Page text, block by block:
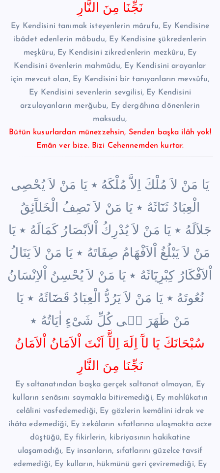
نَجِّنَا مِنَ النَّارِ
Ey Kendisini tanımak isteyenlerin mârufu, Ey Kendisine
ibâdet edenlerin mâbudu, Ey Kendisine şükredenlerin
meşkûru, Ey Kendisini zikredenlerin mezkûru, Ey
Kendisini övenlerin mahmûdu, Ey Kendisini arayanlar
için mevcut olan, Ey Kendisini bir tanıyanların mevsûfu,
Ey Kendisini sevenlerin sevgilisi, Ey Kendisini
arzulayanların merğubu, Ey dergâhına dönenlerin
maksudu,
Bütün kusurlardan münezzehsin, Senden başka ilâh yok!
Emân ver bize. Bizi Cehennemden kurtar.
يَا مَنْ لاَ مُلْكَ اِلاَّ مُلْكَهُ ٭ يَا مَنْ لاَ يُحْصِى
الْعِبَادُ ثَنَٓائَهُ ٭ يَا مَنْ لاَ تَصِفُ الْخَلآَئِقُ
جَلاَلَهُ ٭ يَا مَنْ لاَ يُدْرِكُ اْلاَبْصَارُ كَمَالَهُ ٭ يَا
مَنْ لاَ يَبْلُغُ اْلاَفْهَامُ صِفَاتَهُ ٭ يَا مَنْ لاَ يَنَالُ
اْلاَفْكَارُ كِبْرِيَٓائَهُ ٭ يَا مَنْ لاَ يُحْسِنُ اْلاِنْسَانُ
نُعُوتَهُ ٭ يَا مَنْ لاَ يَرُدُّ الْعِبَادُ قَضَٓائَهُ ٭ يَا
مَنْ ظَهَرَ ف۪ى كُلِّ شَىْءٍ اٰيَاتُهُ ٭
سُبْحَانَكَ يَا لآَ اِلَهَ اِلآَّ اَنْتَ اْلاَمَانُ اْلاَمَانُ
نَجِّنَا مِنَ النَّارِ
Ey saltanatından başka gerçek saltanat olmayan, Ey
kulların senâsını saymakla bitiremediği, Ey mahlûkatın
celâlini vasfedemediği, Ey gözlerin kemâlini idrak ve
ihâta edemediği, Ey zekâların sıfatlarına ulaşmakta acze
düştüğü, Ey fikirlerin, kibriyasının hakikatine
ulaşamadığı, Ey insanların, sıfatlarını güzelce tavsif
edemediği, Ey kulların, hükmünü geri çeviremediği, Ey